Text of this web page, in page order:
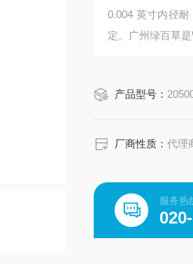
0.004 英寸内径
定。广州绿百草
产品型号：
厂商性质：代理
服务热